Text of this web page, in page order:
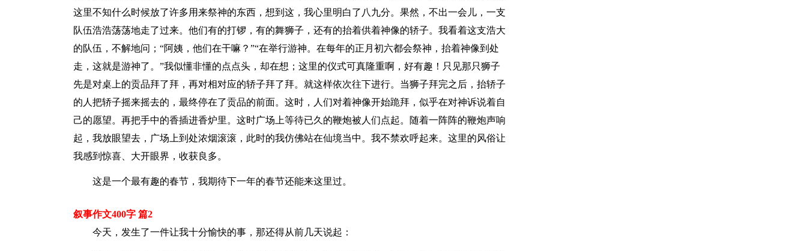
这里不知什么时候放了许多用来祭神的东西，想到这，我心里明白了八九分。果然，不出一会儿，一支
队伍浩浩荡荡地走了过来。他们有的打锣，有的舞狮子，还有的抬着供着神像的轿子。我看着这支浩大
的队伍，不解地问；“阿姨，他们在干嘛？”“在举行游神。在每年的正月初六都会祭神，抬着神像到处
走，这就是游神了。”我似懂非懂的点点头，却在想；这里的仪式可真隆重啊，好有趣！只见那只狮子
先是对桌上的贡品拜了拜，再对相对应的轿子拜了拜。就这样依次往下进行。当狮子拜完之后，抬轿子
的人把轿子摇来摇去的，最终停在了贡品的前面。这时，人们对着神像开始跪拜，似乎在对神诉说着自
己的愿望。再把手中的香插进香炉里。这时广场上等待已久的鞭炮被人们点起。随着一阵阵的鞭炮声响
起，我放眼望去，广场上到处浓烟滚滚，此时的我仿佛站在仙境当中。我不禁欢呼起来。这里的风俗让
我感到惊喜、大开眼界，收获良多。
这是一个最有趣的春节，我期待下一年的春节还能来这里过。
叙事作文400字 篇2
今天，发生了一件让我十分愉快的事，那还得从前几天说起：